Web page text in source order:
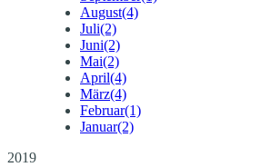
August(4)
Juli(2)
Juni(2)
Mai(2)
April(4)
März(4)
Februar(1)
Januar(2)
2019